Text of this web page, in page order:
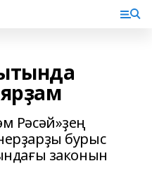
Рәсәй»ҙең
бурыс
законын